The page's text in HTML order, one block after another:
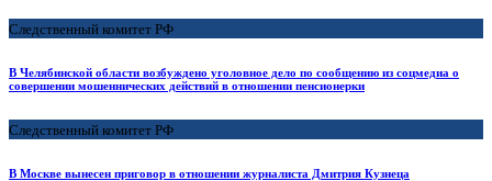
Следственный комитет РФ
В Челябинской области возбуждено уголовное дело по сообщению из соцмедиа о
совершении мошеннических действий в отношении пенсионерки
Следственный комитет РФ
В Москве вынесен приговор в отношении журналиста Дмитрия Кузнеца